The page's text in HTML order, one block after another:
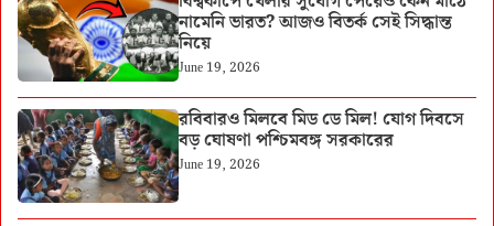
নামেনি ভারত? আজও বিতর্ক সেই সিদ্ধান্ত
নিয়ে
June 19, 2026
রবিবারও মিলবে মিড ডে মিল! যোগ দিবসে
বড় ঘোষণা পশ্চিমবঙ্গ সরকারের
June 19, 2026